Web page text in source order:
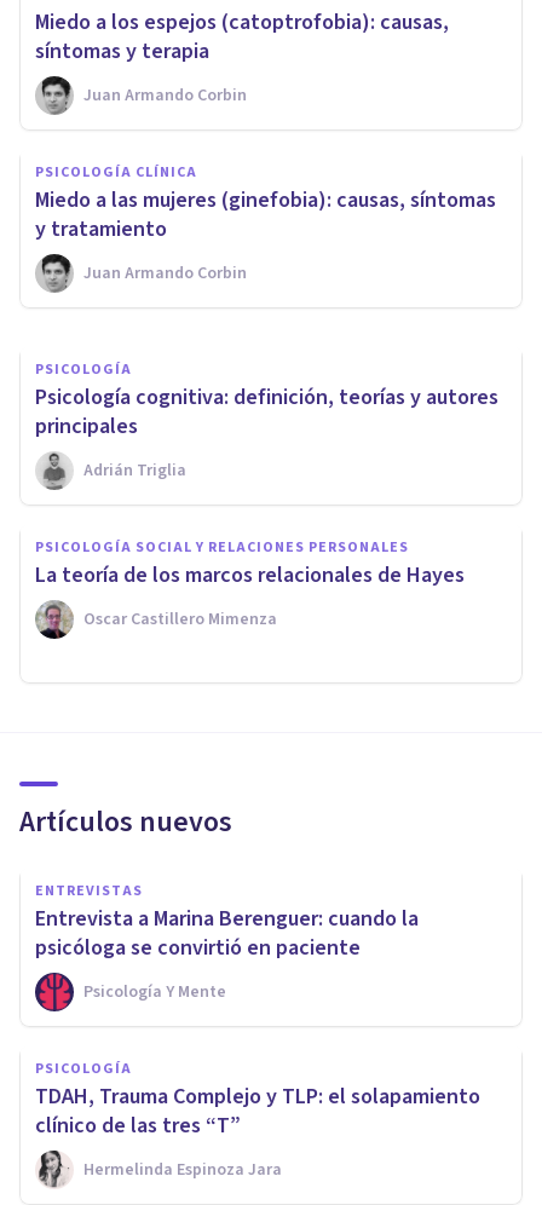
​Miedo a los espejos (catoptrofobia): causas,
síntomas y terapia
Juan Armando Corbin
PSICOLOGÍA CLÍNICA
​Miedo a las mujeres (ginefobia): causas, síntomas
y tratamiento
Juan Armando Corbin
Terapias de Conducta:
primera, segunda y tercera ola
Oscar Castillero Mimenza
PSICOLOGÍA
Psicología cognitiva: definición, teorías y autores
principales
Adrián Triglia
PSICOLOGÍA SOCIAL Y RELACIONES PERSONALES
La teoría de los marcos relacionales de Hayes
Oscar Castillero Mimenza
Artículos nuevos
ENTREVISTAS
Entrevista a Marina Berenguer: cuando la
psicóloga se convirtió en paciente
Psicología Y Mente
PSICOLOGÍA
TDAH, Trauma Complejo y TLP: el solapamiento
clínico de las tres “T”
Hermelinda Espinoza Jara